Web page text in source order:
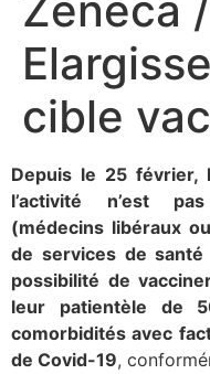
Zeneca /
cible
Depuis le 25 février,
l’activité n’est
(médecins libéraux
de services de
possibilité de
leur patientèle de
comorbidités avec
de Covid-19,